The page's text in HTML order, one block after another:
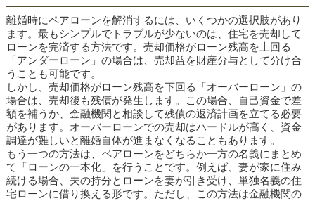
離婚時にペアローンを解消するには、いくつかの選択肢があり
ます。最もシンプルでトラブルが少ないのは、住宅を売却して
ローンを完済する方法です。売却価格がローン残高を上回る
「アンダーローン」の場合は、売却益を財産分与として分け合
うことも可能です。
しかし、売却価格がローン残高を下回る「オーバーローン」の
場合は、売却後も残債が発生します。この場合、自己資金で差
額を補うか、金融機関と相談して残債の返済計画を立てる必要
があります。オーバーローンでの売却はハードルが高く、資金
調達が難しいと離婚自体が進まなくなることもあります。
もう一つの方法は、ペアローンをどちらか一方の名義にまとめ
て「ローンの一本化」を行うことです。例えば、妻が家に住み
続ける場合、夫の持分とローンを妻が引き受け、単独名義の住
宅ローンに借り換える形です。ただし、この方法は金融機関の